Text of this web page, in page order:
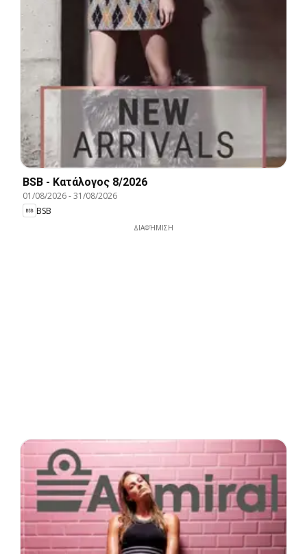
BSB - Kατάλογος 8/2026
01/08/2026-31/08/2026
BSB
ΔΙΑΦΉΜΙΣΗ